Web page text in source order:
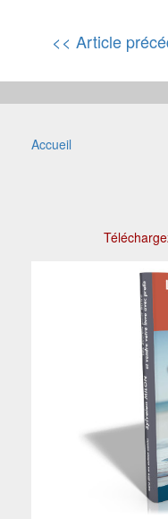
<< Article
Accueil